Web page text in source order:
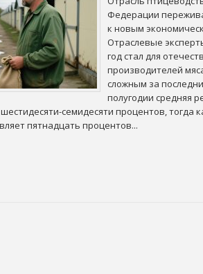
Федерации
к новым
Отраслевые
год стал для
производителей
сложным за
полугодии средняя
семидесяти процентов, тогда
пятнадцать процентов...